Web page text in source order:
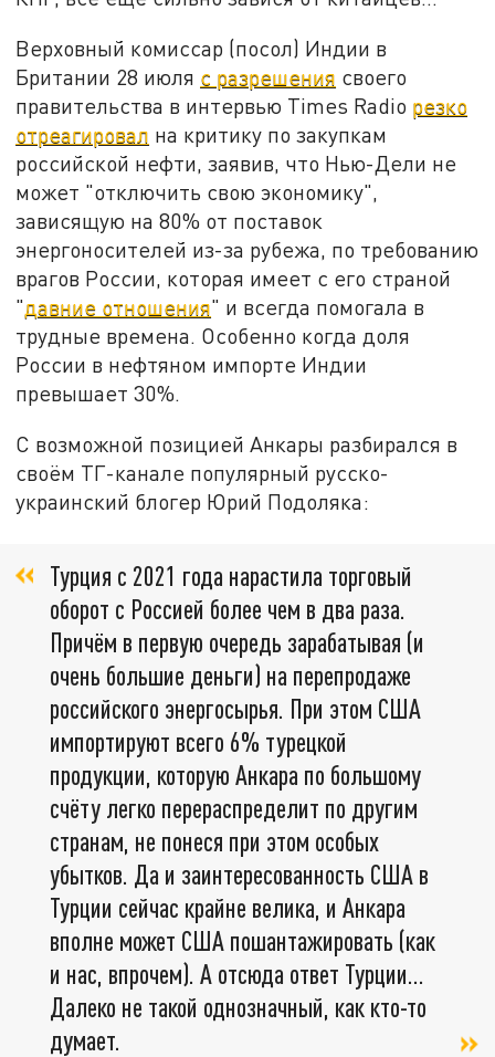
Верховный комиссар (посол) Индии в
Британии 28 июля с разрешения своего
правительства в интервью Times Radio резко
отреагировал на критику по закупкам
российской нефти, заявив, что Нью-Дели не
может "отключить свою экономику",
зависящую на 80% от поставок
энергоносителей из-за рубежа, по требованию
врагов России, которая имеет с его страной
"давние отношения" и всегда помогала в
трудные времена. Особенно когда доля
России в нефтяном импорте Индии
превышает 30%.
С возможной позицией Анкары разбирался в
своём ТГ-канале популярный русско-
украинский блогер Юрий Подоляка:
Турция с 2021 года нарастила торговый
оборот с Россией более чем в два раза.
Причём в первую очередь зарабатывая (и
очень большие деньги) на перепродаже
российского энергосырья. При этом США
импортируют всего 6% турецкой
продукции, которую Анкара по большому
счёту легко перераспределит по другим
странам, не понеся при этом особых
убытков. Да и заинтересованность США в
Турции сейчас крайне велика, и Анкара
вполне может США пошантажировать (как
и нас, впрочем). А отсюда ответ Турции…
Далеко не такой однозначный, как кто-то
думает.